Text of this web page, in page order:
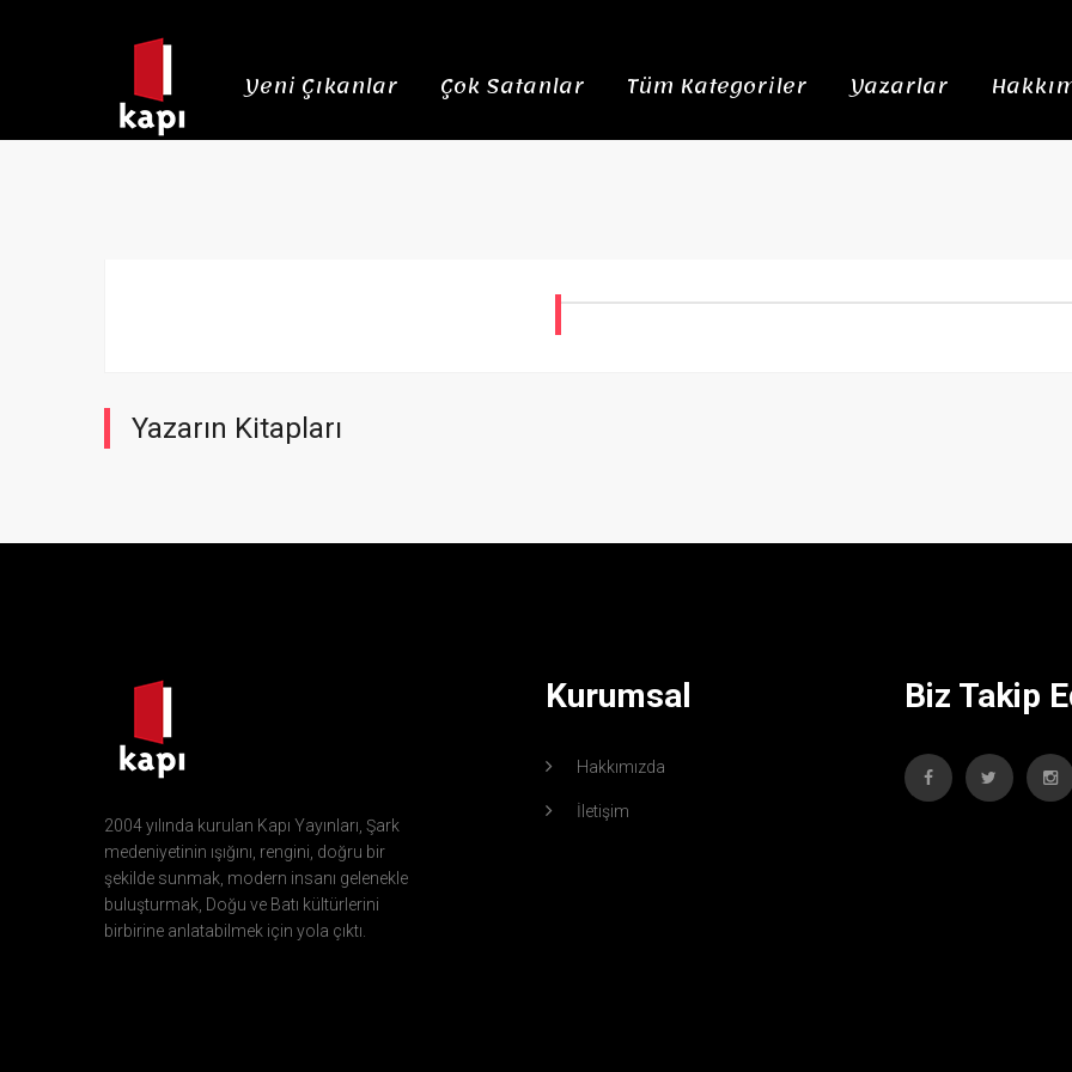
Yeni Çıkanlar Çok Satanlar Tüm Kategoriler Yazarlar
Yazarın Kitapları
2004 yılında kurulan Kapı Yayınları, Şark
medeniyetinin ışığını, rengini, doğru bir
şekilde sunmak, modern insanı gelenekle
buluşturmak, Doğu ve Batı kültürlerini
birbirine anlatabilmek için yola çıktı.
Kurumsal
Hakkımızda
İletişim
Biz Takip